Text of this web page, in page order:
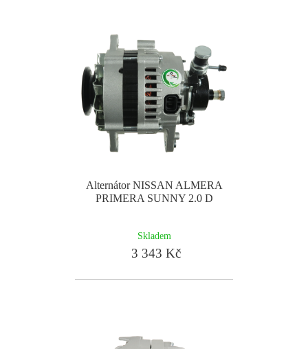
Alternátor NISSAN ALMERA
PRIMERA SUNNY 2.0 D
Skladem
3 343 Kč